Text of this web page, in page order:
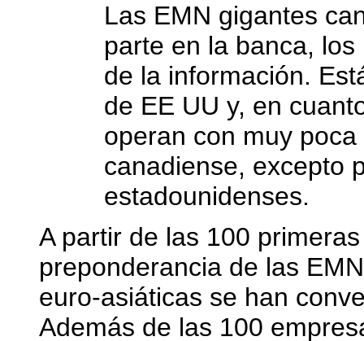
Las EMN gigantes
parte en la banca,
de la información.
de EE UU y, en
operan con muy
canadiense, excepto
estadounidenses.
A partir de las 100
preponderancia de las
euro-asiáticas se han
Además de las 100